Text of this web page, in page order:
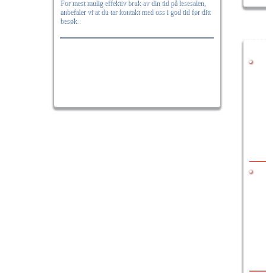
For mest mulig effektiv bruk av din tid på lesesalen,
anbefaler vi at du tar kontakt med oss i god tid før ditt
besøk.